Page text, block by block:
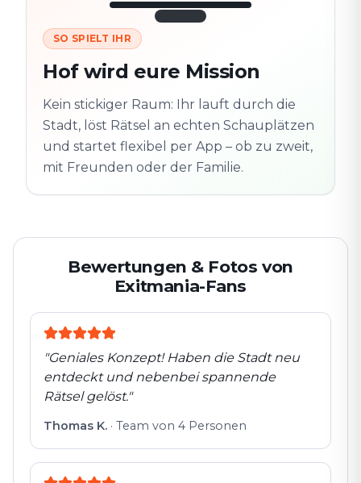
3/10
Nächster
Schauplatz
280
m
Spur
entdeckt
Altstadt
Folgt der Spur
Echte Orte · völlig
flexibel
SO SPIELT IHR
Hof wird eure Mission
Kein stickiger Raum: Ihr lauft durch die
Stadt, löst Rätsel an echten Schauplätzen
und startet flexibel per App – ob zu zweit,
mit Freunden oder der Familie.
Bewertungen & Fotos von
Exitmania-Fans
"Geniales Konzept! Haben die Stadt neu
entdeckt und nebenbei spannende
Rätsel gelöst."
Thomas K. · Team von 4 Personen